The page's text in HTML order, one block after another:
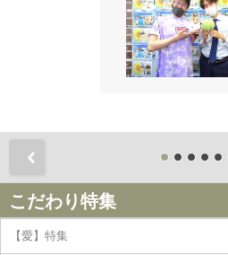
こだわり特集
【愛】特集